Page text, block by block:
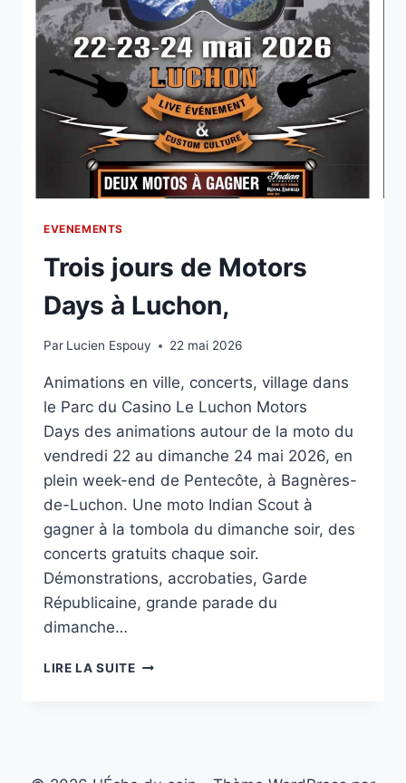
EVENEMENTS
Trois jours de Motors
Days à Luchon,
Par Lucien Espouy 22 mai 2026
Animations en ville, concerts, village dans
le Parc du Casino Le Luchon Motors
Days des animations autour de la moto du
vendredi 22 au dimanche 24 mai 2026, en
plein week-end de Pentecôte, à Bagnères-
de-Luchon. Une moto Indian Scout à
gagner à la tombola du dimanche soir, des
concerts gratuits chaque soir.
Démonstrations, accrobaties, Garde
Républicaine, grande parade du
dimanche…
LIRE LA SUITETROIS
LUCHON,